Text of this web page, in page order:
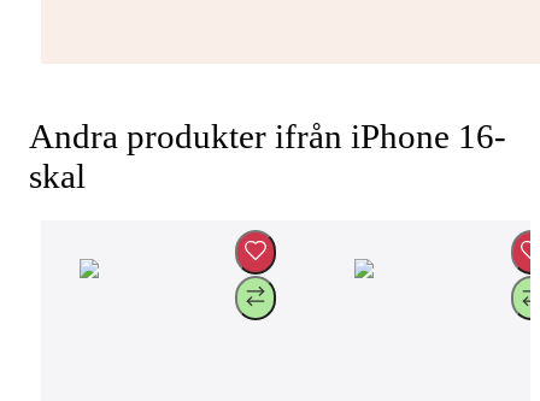
Andra produkter ifrån iPhone 16-
skal